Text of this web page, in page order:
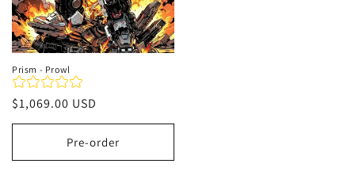
Prism - Prowl
Precio
habitual
$1,069.00 USD
Pre-order